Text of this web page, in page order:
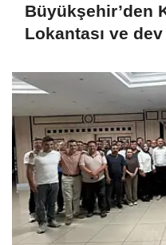
Büyükşehir’den
Lokantası ve dev